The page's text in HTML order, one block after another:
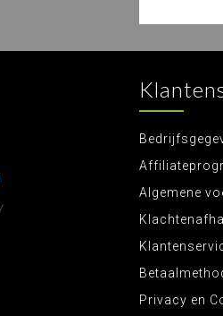
Algemene
Privacy en